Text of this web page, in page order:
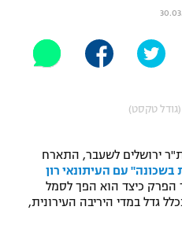
(גודל טקסט)
ירושלים לשעבר, התארח
בשכונה" עם העיתונאי רון
הפרק כיצד הוא הפך לסמל
גדל במדי היריבה העירונית,